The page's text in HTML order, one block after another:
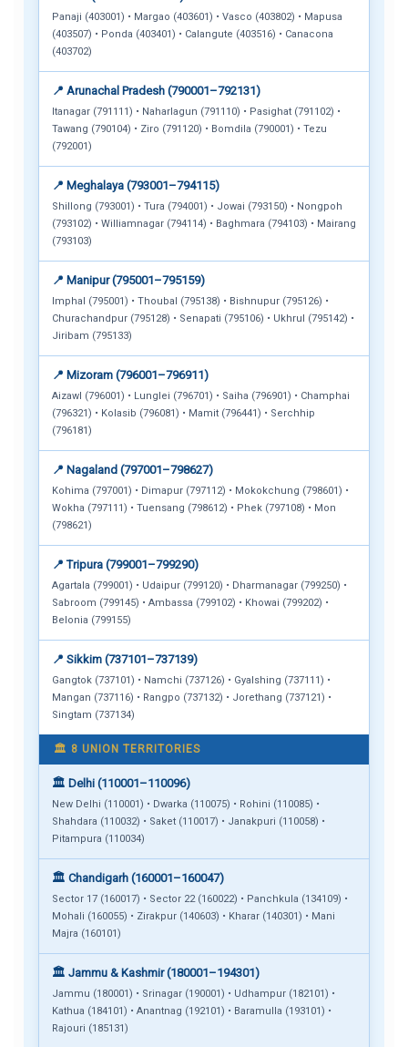
Panaji (403001) • Margao (403601) • Vasco (403802) • Mapusa
(403507) • Ponda (403401) • Calangute (403516) • Canacona
(403702)
📍 Arunachal Pradesh (790001–792131)
Itanagar (791111) • Naharlagun (791110) • Pasighat (791102) •
Tawang (790104) • Ziro (791120) • Bomdila (790001) • Tezu
(792001)
📍 Meghalaya (793001–794115)
Shillong (793001) • Tura (794001) • Jowai (793150) • Nongpoh
(793102) • Williamnagar (794114) • Baghmara (794103) • Mairang
(793103)
📍 Manipur (795001–795159)
Imphal (795001) • Thoubal (795138) • Bishnupur (795126) •
Churachandpur (795128) • Senapati (795106) • Ukhrul (795142) •
Jiribam (795133)
📍 Mizoram (796001–796911)
Aizawl (796001) • Lunglei (796701) • Saiha (796901) • Champhai
(796321) • Kolasib (796081) • Mamit (796441) • Serchhip
(796181)
📍 Nagaland (797001–798627)
Kohima (797001) • Dimapur (797112) • Mokokchung (798601) •
Wokha (797111) • Tuensang (798612) • Phek (797108) • Mon
(798621)
📍 Tripura (799001–799290)
Agartala (799001) • Udaipur (799120) • Dharmanagar (799250) •
Sabroom (799145) • Ambassa (799102) • Khowai (799202) •
Belonia (799155)
📍 Sikkim (737101–737139)
Gangtok (737101) • Namchi (737126) • Gyalshing (737111) •
Mangan (737116) • Rangpo (737132) • Jorethang (737121) •
Singtam (737134)
🏛️ 8 UNION TERRITORIES
🏛️ Delhi (110001–110096)
New Delhi (110001) • Dwarka (110075) • Rohini (110085) •
Shahdara (110032) • Saket (110017) • Janakpuri (110058) •
Pitampura (110034)
🏛️ Chandigarh (160001–160047)
Sector 17 (160017) • Sector 22 (160022) • Panchkula (134109) •
Mohali (160055) • Zirakpur (140603) • Kharar (140301) • Mani
Majra (160101)
🏛️ Jammu & Kashmir (180001–194301)
Jammu (180001) • Srinagar (190001) • Udhampur (182101) •
Kathua (184101) • Anantnag (192101) • Baramulla (193101) •
Rajouri (185131)